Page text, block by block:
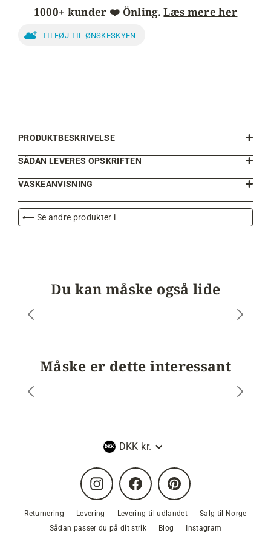
1000+ kunder ❤️ Önling.Læs mere her
TILFØJ TIL ØNSKESKYEN
PRODUKTBESKRIVELSE
SÅDAN LEVERES OPSKRIFTEN
VASKEANVISNING
⟵ Se andre produkter i
Du kan måske også lide
Måske er dette interessant
Valuta
DKK kr.
Instagram Facebook Pinterest
Returnering Levering Levering til udlandet
Salg til Norge
Sådan passer du på dit strik
Blog
Instagram